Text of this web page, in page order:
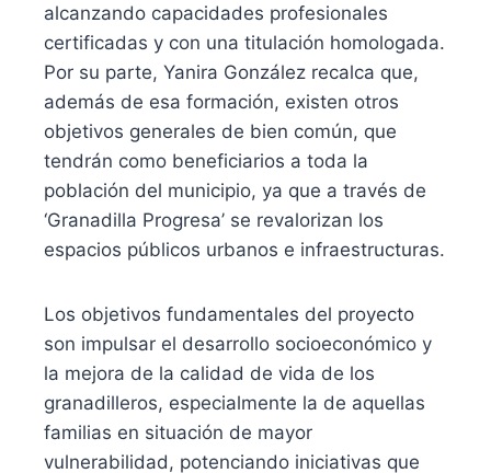
alcanzando capacidades profesionales
certificadas y con una titulación homologada.
Por su parte, Yanira González recalca que,
además de esa formación, existen otros
objetivos generales de bien común, que
tendrán como beneficiarios a toda la
población del municipio, ya que a través de
‘Granadilla Progresa’ se revalorizan los
espacios públicos urbanos e infraestructuras.
Los objetivos fundamentales del proyecto
son impulsar el desarrollo socioeconómico y
la mejora de la calidad de vida de los
granadilleros, especialmente la de aquellas
familias en situación de mayor
vulnerabilidad, potenciando iniciativas que